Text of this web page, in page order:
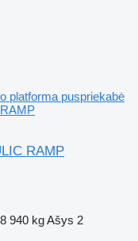
platforma puspriekabė
RAMP
8 940 kgAšys 2